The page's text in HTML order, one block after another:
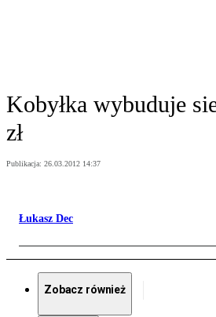
Kobyłka wybuduje
zł
Publikacja: 26.03.2012 14:37
Łukasz Dec
Zobacz również